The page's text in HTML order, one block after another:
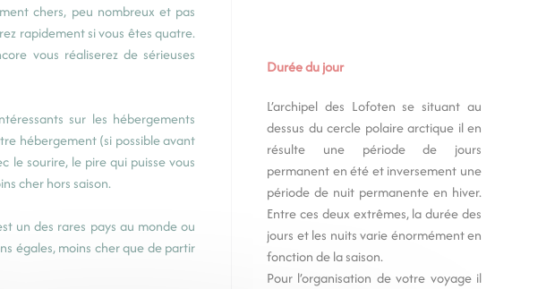
chers, peu nombreux et pas
rapidement si vous êtes quatre.
vous réaliserez de sérieuses
sur les hébergements
hébergement (si possible avant
le sourire, le pire qui puisse vous
cher hors saison.
un des rares pays au monde ou
égales, moins cher que de partir
Durée du jour
L’archipel des Lofoten se situant au
dessus du cercle polaire arctique il en
résulte une période de jours
permanent en été et inversement une
période de nuit permanente en hiver.
Entre ces deux extrêmes, la durée des
jours et les nuits varie énormément en
fonction de la saison.
Pour l’organisation de votre voyage il